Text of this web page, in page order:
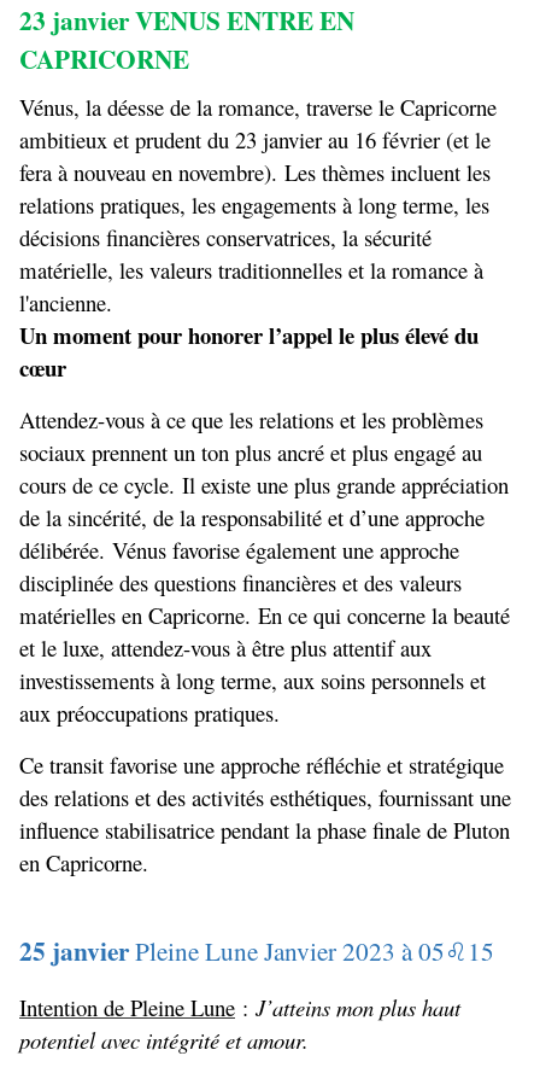
23 janvier VENUS ENTRE EN
CAPRICORNE
Vénus, la déesse de la romance, traverse le Capricorne
ambitieux et prudent du 23 janvier au 16 février (et le
fera à nouveau en novembre). Les thèmes incluent les
relations pratiques, les engagements à long terme, les
décisions financières conservatrices, la sécurité
matérielle, les valeurs traditionnelles et la romance à
l'ancienne.
Un moment pour honorer l’appel le plus élevé du
cœur
Attendez-vous à ce que les relations et les problèmes
sociaux prennent un ton plus ancré et plus engagé au
cours de ce cycle. Il existe une plus grande appréciation
de la sincérité, de la responsabilité et d’une approche
délibérée. Vénus favorise également une approche
disciplinée des questions financières et des valeurs
matérielles en Capricorne. En ce qui concerne la beauté
et le luxe, attendez-vous à être plus attentif aux
investissements à long terme, aux soins personnels et
aux préoccupations pratiques.
Ce transit favorise une approche réfléchie et stratégique
des relations et des activités esthétiques, fournissant une
influence stabilisatrice pendant la phase finale de Pluton
en Capricorne.
25 janvierPleine Lune Janvier 2023 à 05♌ 15
Intention de Pleine Lune : J’atteins mon plus haut
potentiel avec intégrité et amour.